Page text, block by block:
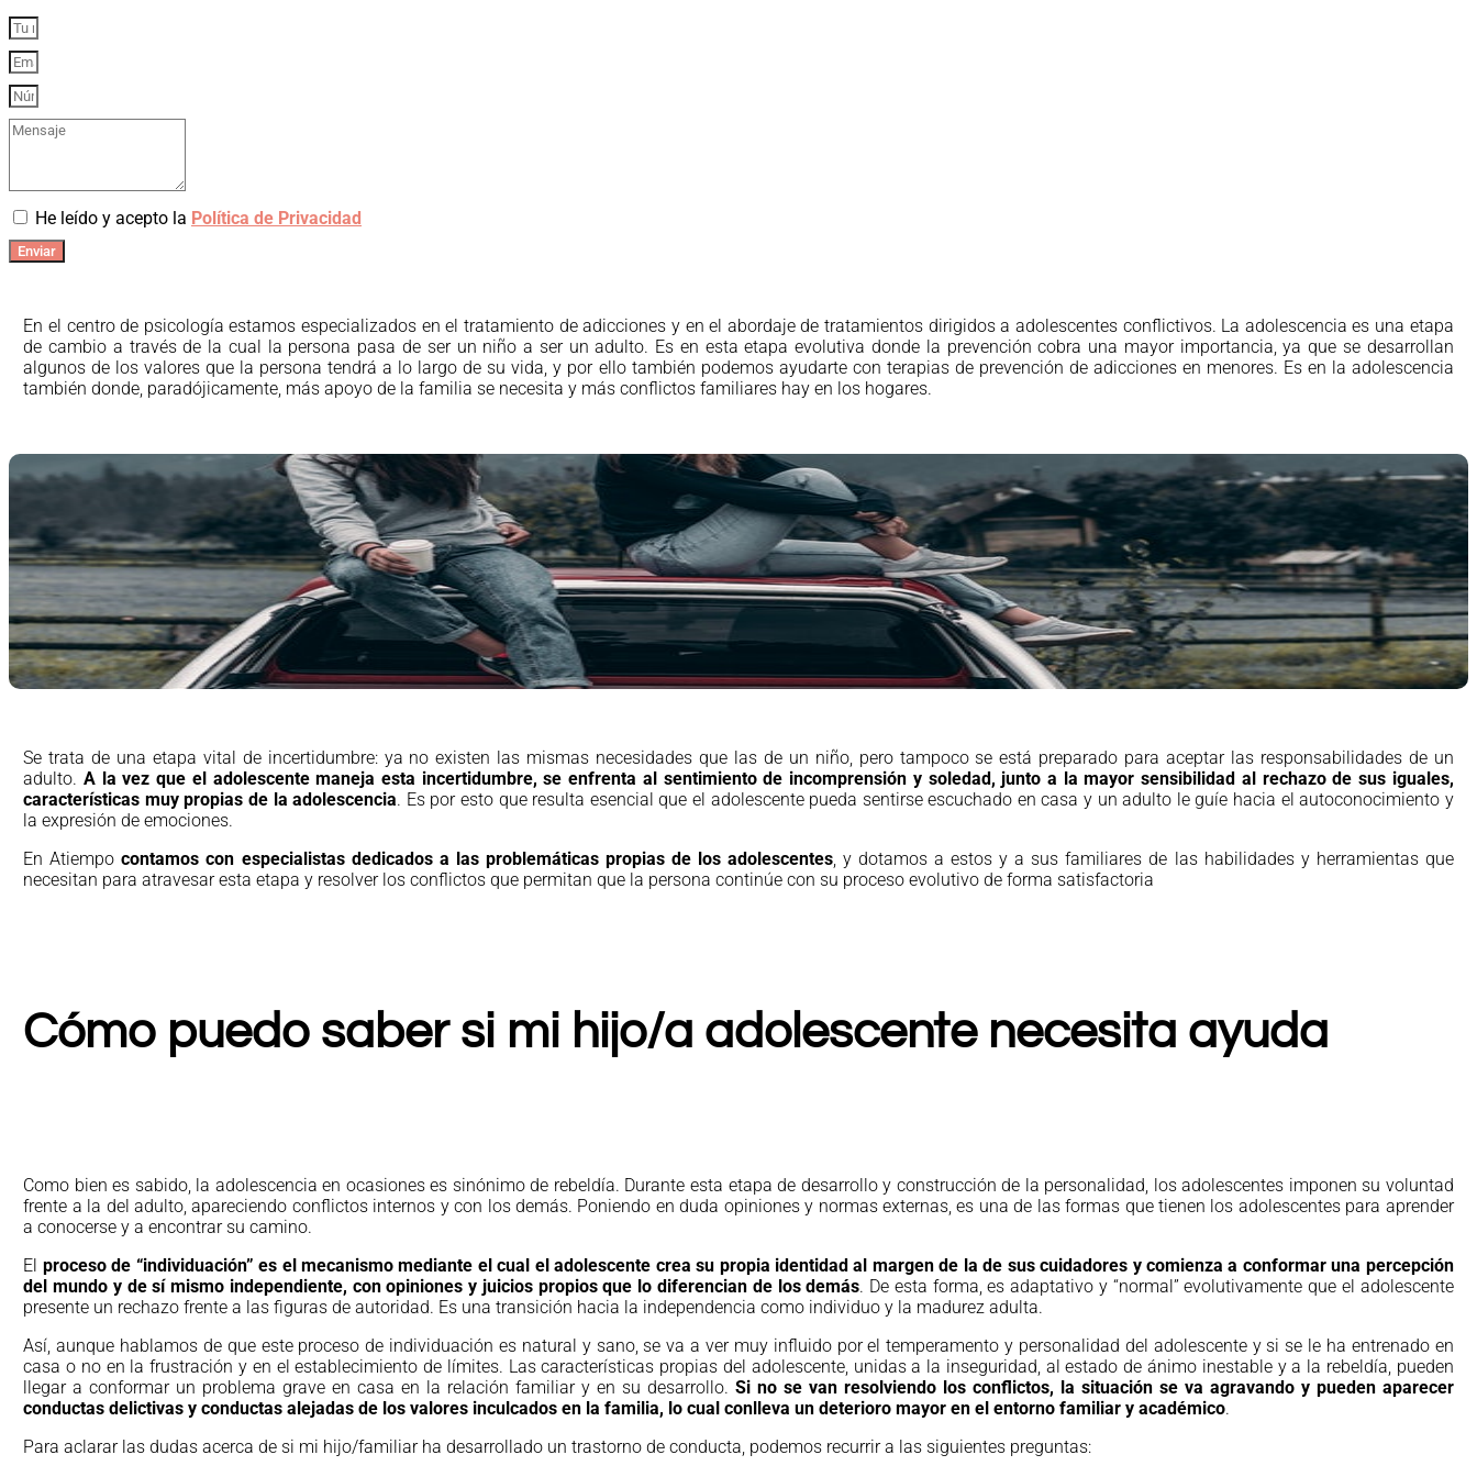
He leído y acepto la Política de Privacidad
Enviar
En el centro de psicología estamos especializados en el tratamiento de adicciones y en el abordaje de tratamientos dirigidos a adolescentes conflictivos. La adolescencia es una etapa
de cambio a través de la cual la persona pasa de ser un niño a ser un adulto. Es en esta etapa evolutiva donde la prevención cobra una mayor importancia, ya que se desarrollan
algunos de los valores que la persona tendrá a lo largo de su vida, y por ello también podemos ayudarte con terapias de prevención de adicciones en menores. Es en la adolescencia
también donde, paradójicamente, más apoyo de la familia se necesita y más conflictos familiares hay en los hogares.
Se trata de una etapa vital de incertidumbre: ya no existen las mismas necesidades que las de un niño, pero tampoco se está preparado para aceptar las responsabilidades de un
adulto. A la vez que el adolescente maneja esta incertidumbre, se enfrenta al sentimiento de incomprensión y soledad, junto a la mayor sensibilidad al rechazo de sus iguales,
características muy propias de la adolescencia. Es por esto que resulta esencial que el adolescente pueda sentirse escuchado en casa y un adulto le guíe hacia el autoconocimiento y
la expresión de emociones.
En Atiempocontamos con especialistas dedicados a las problemáticas propias de los adolescentes, y dotamos a estos y a sus familiares de las habilidades y herramientas que
necesitan para atravesar esta etapa y resolver los conflictos que permitan que la persona continúe con su proceso evolutivo de forma satisfactoria
Cómo puedo saber si mi hijo/a adolescente necesita ayuda
Como bien es sabido, la adolescencia en ocasiones es sinónimo de rebeldía. Durante esta etapa de desarrollo y construcción de la personalidad, los adolescentes imponen su voluntad
frente a la del adulto, apareciendo conflictos internos y con los demás. Poniendo en duda opiniones y normas externas, es una de las formas que tienen los adolescentes para aprender
a conocerse y a encontrar su camino.
El proceso de “individuación” es el mecanismo mediante el cual el adolescente crea su propia identidad al margen de la de sus cuidadores y comienza a conformar una percepción
del mundo y de sí mismo independiente, con opiniones y juicios propios que lo diferencian de los demás. De esta forma, es adaptativo y “normal” evolutivamente que el adolescente
presente un rechazo frente a las figuras de autoridad. Es una transición hacia la independencia como individuo y la madurez adulta.
Así, aunque hablamos de que este proceso de individuación es natural y sano, se va a ver muy influido por el temperamento y personalidad del adolescente y si se le ha entrenado en
casa o no en la frustración y en el establecimiento de límites. Las características propias del adolescente, unidas a la inseguridad, al estado de ánimo inestable y a la rebeldía, pueden
llegar a conformar un problema grave en casa en la relación familiar y en su desarrollo. Si no se van resolviendo los conflictos, la situación se va agravando y pueden aparecer
conductas delictivas y conductas alejadas de los valores inculcados en la familia, lo cual conlleva un deterioro mayor en el entorno familiar y académico.
Para aclarar las dudas acerca de si mi hijo/familiar ha desarrollado un trastorno de conducta, podemos recurrir a las siguientes preguntas: